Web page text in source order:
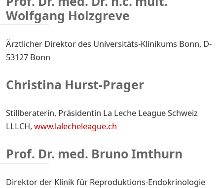
Wolfgang Holzgreve
Ärztlicher Direktor des Universitäts-Klinikums Bonn, D-
53127 Bonn
Christina Hurst-Prager
Stillberaterin, Präsidentin La Leche League Schweiz
LLLCH, www.lalecheleague.ch
Prof. Dr. med. Bruno Imthurn
Direktor der Klinik für Reproduktions-Endokrinologie